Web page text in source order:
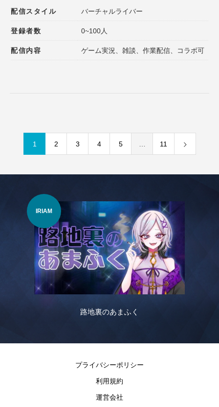
配信スタイル バーチャルライバー
登録者数 0~100人
配信内容 ゲーム実況、雑談、作業配信、コラボ可
1 2 3 4 5 … 11
IRIAM
路地裏のあまふく
プライバシーポリシー
利用規約
運営会社